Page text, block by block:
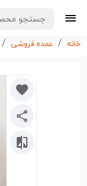
خانه عمده فروشی